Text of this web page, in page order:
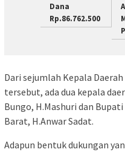
Dana
Rp.86.762.500
Dari sejumlah Kepala
tersebut, ada dua kepala
Bungo, H.Mashuri dan
Barat, H.Anwar Sadat.
Adapun bentuk dukungan